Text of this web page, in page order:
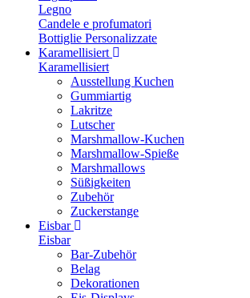
Legno
Candele e profumatori
Bottiglie Personalizzate
Karamellisiert
Karamellisiert
Ausstellung Kuchen
Gummiartig
Lakritze
Lutscher
Marshmallow-Kuchen
Marshmallow-Spieße
Marshmallows
Süßigkeiten
Zubehör
Zuckerstange
Eisbar
Eisbar
Bar-Zubehör
Belag
Dekorationen